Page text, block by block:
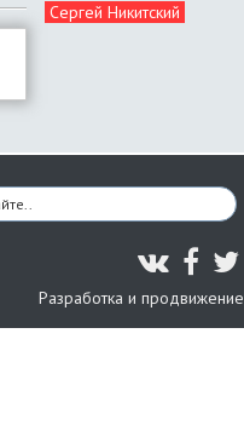
Сергей Никитский
Разработка и продвижение